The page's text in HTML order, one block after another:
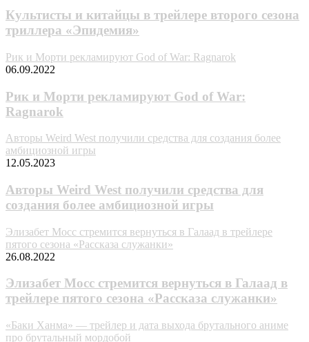
Культисты и китайцы в трейлере второго сезона
триллера «Эпидемия»
Рик и Морти рекламируют God of War: Ragnarok
06.09.2022
Рик и Морти рекламируют God of War:
Ragnarok
Авторы Weird West получили средства для создания более
амбициозной игры
12.05.2023
Авторы Weird West получили средства для
создания более амбициозной игры
Элизабет Мосс стремится вернуться в Галаад в трейлере
пятого сезона «Рассказа служанки»
26.08.2022
Элизабет Мосс стремится вернуться в Галаад в
трейлере пятого сезона «Рассказа служанки»
«Баки Ханма» — трейлер и дата выхода брутального аниме
про брутальный мордобой